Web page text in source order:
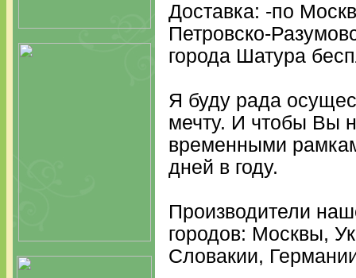
Доставка: -по
Петровско-
города Шатура
Я буду рада
мечту. И чтобы Вы
временными
дней в году.
Производители
городов: Москвы,
Словакии,